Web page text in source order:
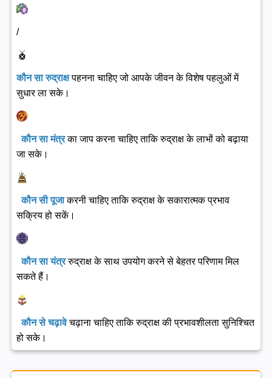
/
कौन सा रुद्राक्षपहनना चाहिए जो आपके जीवन के विशेष पहलुओं में
सुधार ला सके।
कौन सा मंत्रका जाप करना चाहिए ताकि रुद्राक्ष के लाभों को बढ़ाया
जा सके।
कौन सी पूजाकरनी चाहिए ताकि रुद्राक्ष के सकारात्मक प्रभाव
सक्रिय हो सकें।
कौन सा यंत्ररुद्राक्ष के साथ उपयोग करने से बेहतर परिणाम मिल
सकते हैं।
कौन से चढ़ावेचढ़ाना चाहिए ताकि रुद्राक्ष की प्रभावशीलता सुनिश्चित
हो सके।